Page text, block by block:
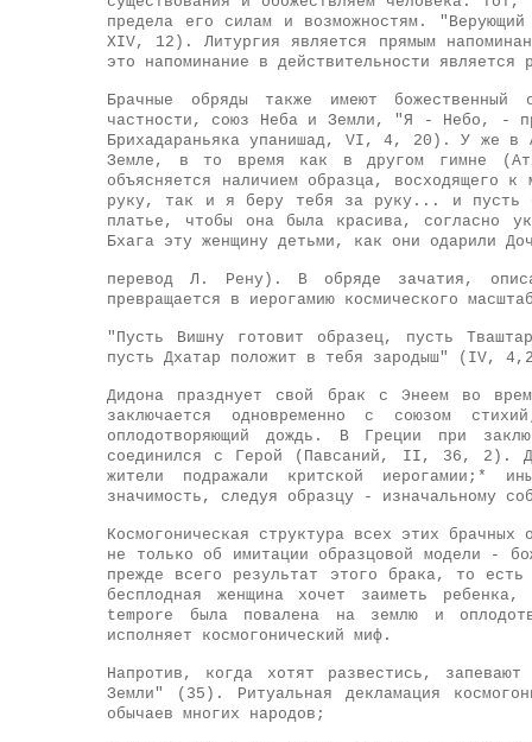
предела его силам и возможностям.
XIV, 12). Литургия является прямым
это напоминание в действительности
Брачные обряды также имеют
частности, союз Неба и Земли, "Я - Небо,
Брихадараньяка упанишад, VI, 4, 20). У же в
Земле, в то время как в другом гимне
объясняется наличием образца, восходящего
руку, так и я беру тебя за руку... и пусть
платье, чтобы она была красива, согласно
Бхага эту женщину детьми, как они одарили
перевод Л. Рену). В обряде зачатия,
превращается в иерогамию космического
"Пусть Вишну готовит образец, пусть
пусть Дхатар положит в тебя зародыш" (IV,
Дидона празднует свой брак с Энеем во
заключается одновременно с союзом
оплодотворяющий дождь. В Греции при
соединился с Герой (Павсаний, II, 36, 2).
жители подражали критской иерогамии;*
значимость, следуя образцу - изначальному
Космогоническая структура всех этих
не только об имитации образцовой модели -
прежде всего результат этого брака, то
бесплодная женщина хочет заиметь
tempore была повалена на землю и
исполняет космогонический миф.
Напротив, когда хотят развестись,
Земли" (35). Ритуальная декламация
обычаев многих народов;